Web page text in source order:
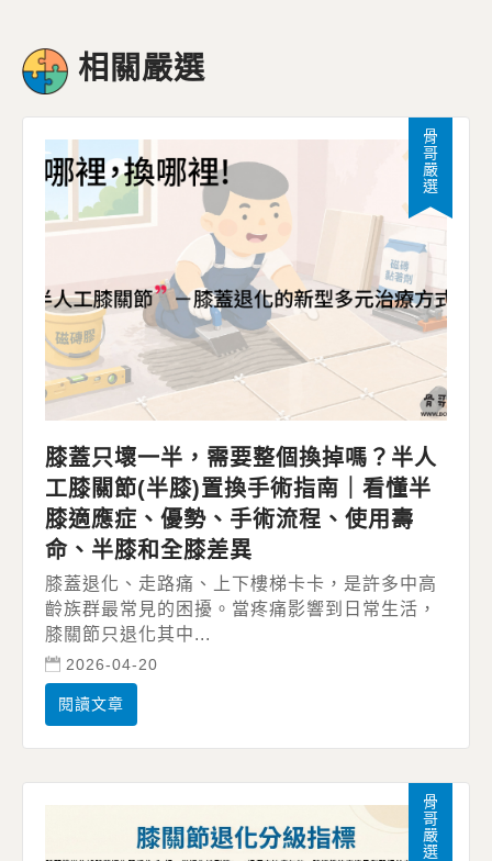
相關嚴選
膝蓋只壞一半，需要整個換掉嗎？半人
工膝關節(半膝)置換手術指南｜看懂半
膝適應症、優勢、手術流程、使用壽
命、半膝和全膝差異
膝蓋退化、走路痛、上下樓梯卡卡，是許多中高
齡族群最常見的困擾。當疼痛影響到日常生活，
膝關節只退化其中...
2026-04-20
閱讀文章
骨哥嚴選
骨哥嚴選